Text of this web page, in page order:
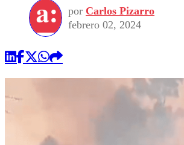
Seleccion Chilena
Torneo Internacional
Universidad de Chile
Economía
Internacional
Sustentabilidad
Publicaciones en medios
Opinión
por Carlos Pizarro
febrero 02, 2024